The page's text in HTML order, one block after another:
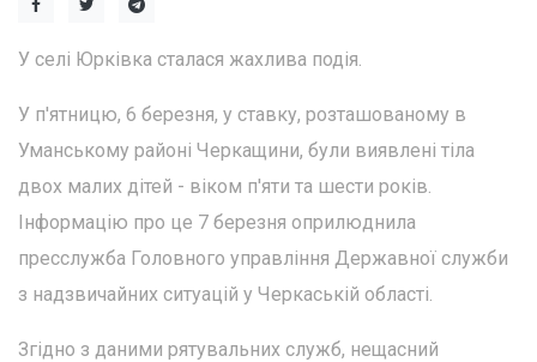
У селі Юрківка сталася жахлива подія.
У п'ятницю, 6 березня, у ставку, розташованому в
Уманському районі Черкащини, були виявлені тіла
двох малих дітей - віком п'яти та шести років.
Інформацію про це 7 березня оприлюднила
пресслужба Головного управління Державної служби
з надзвичайних ситуацій у Черкаській області.
Згідно з даними рятувальних служб, нещасний